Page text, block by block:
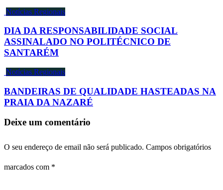
Notícias Regionais
DIA DA RESPONSABILIDADE SOCIAL
ASSINALADO NO POLITÉCNICO DE
SANTARÉM
Notícias Regionais
BANDEIRAS DE QUALIDADE HASTEADAS NA
PRAIA DA NAZARÉ
Deixe um comentário
O seu endereço de email não será publicado. Campos obrigatórios
marcados com *